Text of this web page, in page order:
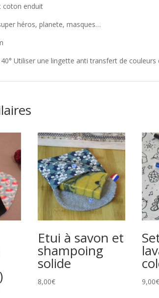
coton enduit
héros, planete, masques…
Utiliser une lingette anti transfert de
Etui à savon et
shampoing
solide
8,00€ 9,00€